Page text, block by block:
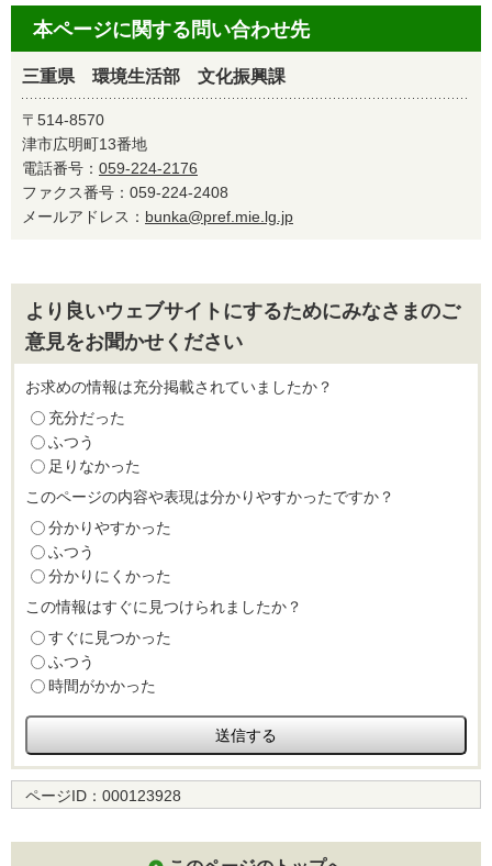
本ページに関する問い合わせ先
三重県 環境生活部 文化振興課
〒514-8570
津市広明町13番地
電話番号： 059-224-2176
ファクス番号：059-224-2408
メールアドレス： bunka@pref.mie.lg.jp
より良いウェブサイトにするためにみなさまのご
意見をお聞かせください
お求めの情報は充分掲載されていましたか？
充分だった
ふつう
足りなかった
このページの内容や表現は分かりやすかったですか？
分かりやすかった
ふつう
分かりにくかった
この情報はすぐに見つけられましたか？
すぐに見つかった
ふつう
時間がかかった
ページID： 000123928